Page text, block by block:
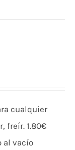
cualquier
freír. 1.80€
al vacío